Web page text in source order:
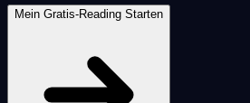
Mein Gratis-Reading Starten